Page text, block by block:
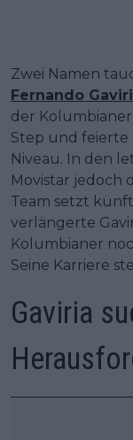
Zwei Namen
Fernando
der
Step und feierte
Niveau. In den
Movistar jedoch
Team setzt
verlängerte
Kolumbianer
Seine Karriere
Gaviria